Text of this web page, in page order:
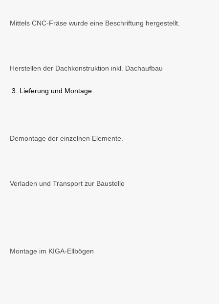
Mittels CNC-Fräse wurde eine Beschriftung hergestellt.
Herstellen der Dachkonstruktion inkl. Dachaufbau
Lieferung und Montage
Demontage der einzelnen Elemente.
Verladen und Transport zur Baustelle
Montage im KIGA-Ellbögen